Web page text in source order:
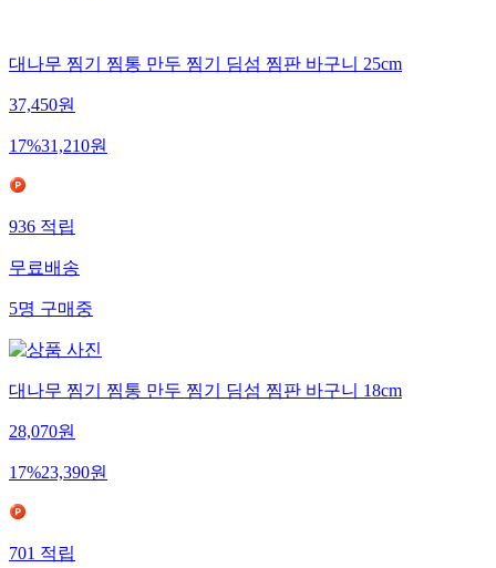
대나무 찜기 찜통 만두 찜기 딤섬 찜판 바구니 25cm
37,450원
17%31,210원
936적립
무료배송
5명구매중
대나무 찜기 찜통 만두 찜기 딤섬 찜판 바구니 18cm
28,070원
17%23,390원
701적립